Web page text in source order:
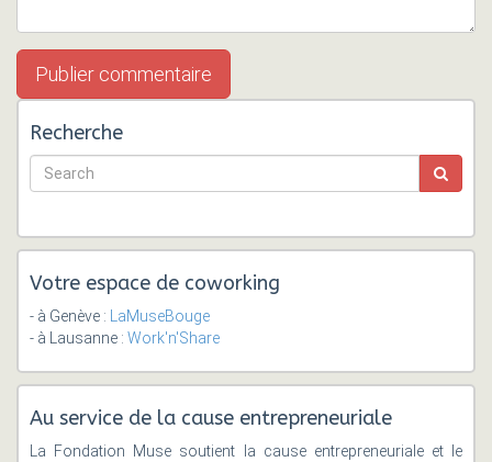
Recherche
Votre espace de coworking
- à Genève : LaMuseBouge
- à Lausanne : Work'n'Share
Au service de la cause entrepreneuriale
La Fondation Muse soutient la cause entrepreneuriale et le